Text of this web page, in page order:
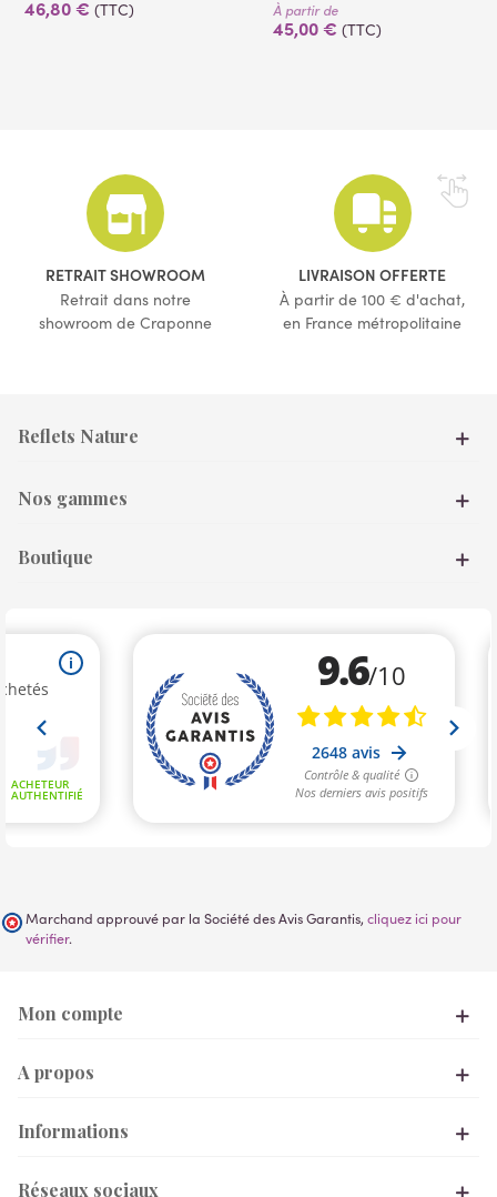
46,80 € (TTC)
(42 avis)
À partir de
45,00 € (TTC)
RETRAIT SHOWROOM
Retrait dans notre
showroom de Craponne
LIVRAISON OFFERTE
À partir de 100 € d'achat,
en France métropolitaine
Reflets Nature
Nos gammes
Boutique
Marchand approuvé par la Société des Avis Garantis, cliquez ici pour
vérifier.
Mon compte
A propos
Informations
Réseaux sociaux